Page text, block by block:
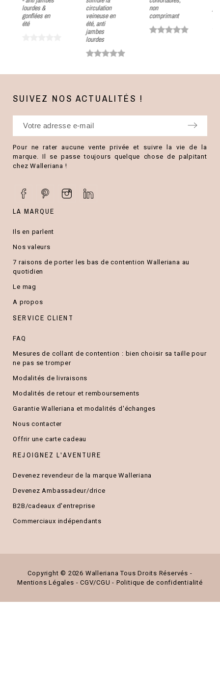
lourdes &
gonflées en
été
circulation
veineuse en
été, anti
jambes
lourdes
non
comprimant
SUIVEZ NOS ACTUALITÉS !
Pour ne rater aucune vente privée et suivre la vie de la
marque. Il se passe toujours quelque chose de palpitant
chez Walleriana !
LA MARQUE
Ils en parlent
Nos valeurs
7 raisons de porter les bas de contention Walleriana au
quotidien
Le mag
A propos
SERVICE CLIENT
FAQ
Mesures de collant de contention : bien choisir sa taille pour
ne pas se tromper
Modalités de livraisons
Modalités de retour et remboursements
Garantie Walleriana et modalités d'échanges
Nous contacter
Offrir une carte cadeau
REJOIGNEZ L'AVENTURE
Devenez revendeur de la marque Walleriana
Devenez Ambassadeur/drice
B2B/cadeaux d'entreprise
Commerciaux indépendants
Copyright © 2026 Walleriana Tous Droits Réservés -
Mentions Légales -CGV/CGU - Politique de confidentialité